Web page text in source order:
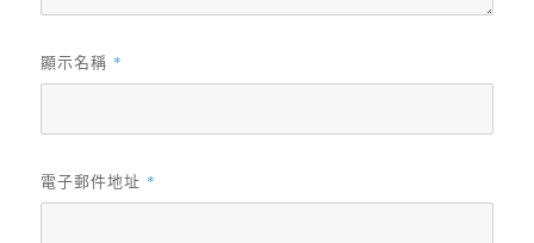
顯示名稱 *
電子郵件地址 *